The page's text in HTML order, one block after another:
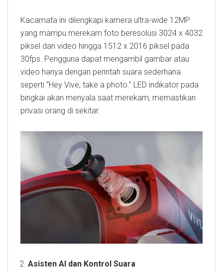
Kacamata ini dilengkapi kamera ultra-wide 12MP
yang mampu merekam foto beresolusi 3024 x 4032
piksel dan video hingga 1512 x 2016 piksel pada
30fps. Pengguna dapat mengambil gambar atau
video hanya dengan perintah suara sederhana
seperti “Hey Vive, take a photo.” LED indikator pada
bingkai akan menyala saat merekam, memastikan
privasi orang di sekitar.
Asisten AI dan Kontrol Suara